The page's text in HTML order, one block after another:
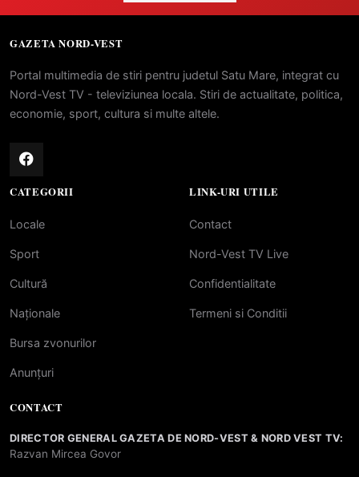
GAZETA NORD-VEST
Portal multimedia de stiri pentru judetul Satu Mare, integrat cu
Nord-Vest TV - televiziunea locala. Stiri de actualitate, politica,
economie, sport, cultura si multe altele.
CATEGORII
Locale
Sport
Cultură
Naționale
Bursa zvonurilor
Anunțuri
LINK-URI UTILE
Contact
Nord-Vest TV Live
Confidentialitate
Termeni si Conditii
CONTACT
DIRECTOR GENERAL GAZETA DE NORD-VEST & NORD VEST TV:
Razvan Mircea Govor